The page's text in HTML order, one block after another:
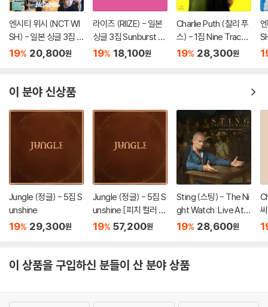
엔시티 위시 (NCT WI
SH) - 일본 싱글 3집 Y
O-I-DON! / BOY ME
19% 20,800원
라이즈 (RIIZE) - 일본
싱글 3집 Sunburst [I
NITIAL PRESS]
19% 18,100원
Charlie Puth (찰리 푸
스) - 1집 Nine Track
Mind [LP]
19% 28,300원
이 분야 신상품
Jungle (정글) - 5집 S
unshine
19% 29,300원
Jungle (정글) - 5집 S
unshine [피치 컬러 L
P]
19% 57,200원
Sting (스팅) - The Ni
ght Watch: Live At T
he Rijksmuseum
19% 28,600원
이 상품을 구입하신 분들이 산 분야 상품